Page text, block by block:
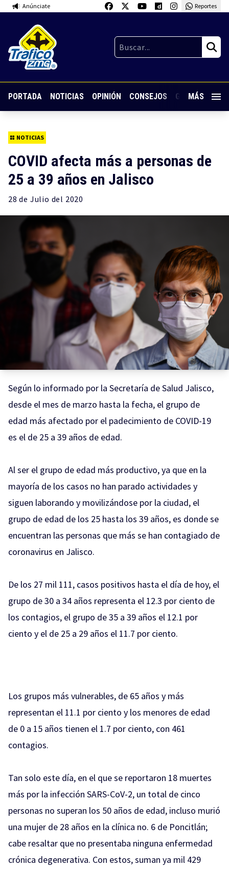
Anúnciate Reportes
PORTADA NOTICIAS OPINIÓN CONSEJOS GUARDIA
MÁS
NOTICIAS
COVID afecta más a personas de
25 a 39 años en Jalisco
28 de Julio del 2020
Según lo informado por la Secretaría de Salud Jalisco,
desde el mes de marzo hasta la fecha, el grupo de
edad más afectado por el padecimiento de COVID-19
es el de 25 a 39 años de edad.
Al ser el grupo de edad más productivo, ya que en la
mayoría de los casos no han parado actividades y
siguen laborando y movilizándose por la ciudad, el
grupo de edad de los 25 hasta los 39 años, es donde se
encuentran las personas que más se han contagiado de
coronavirus en Jalisco.
De los 27 mil 111, casos positivos hasta el día de hoy, el
grupo de 30 a 34 años representa el 12.3 por ciento de
los contagios, el grupo de 35 a 39 años el 12.1 por
ciento y el de 25 a 29 años el 11.7 por ciento.
Los grupos más vulnerables, de 65 años y más
representan el 11.1 por ciento y los menores de edad
de 0 a 15 años tienen el 1.7 por ciento, con 461
contagios.
Tan solo este día, en el que se reportaron 18 muertes
más por la infección SARS-CoV-2, un total de cinco
personas no superan los 50 años de edad, incluso murió
una mujer de 28 años en la clínica no. 6 de Poncitlán;
cabe resaltar que no presentaba ninguna enfermedad
crónica degenerativa. Con estos, suman ya mil 429